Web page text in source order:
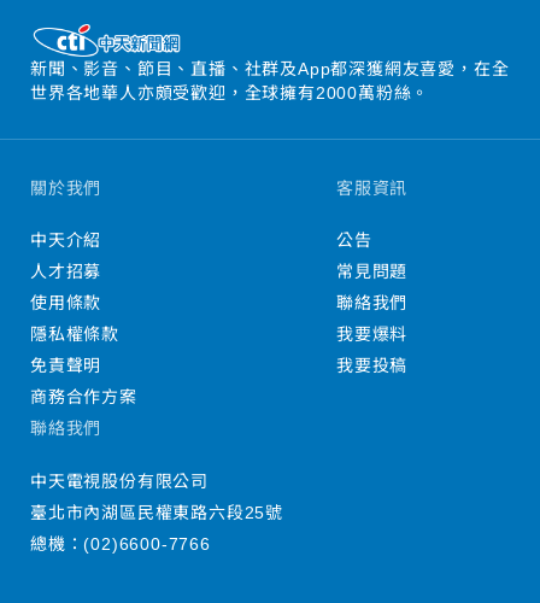
新聞、影音、節目、直播、社群及App都深獲網友喜愛，在全
世界各地華人亦頗受歡迎，全球擁有2000萬粉絲。
關於我們
中天介紹
人才招募
使用條款
隱私權條款
免責聲明
商務合作方案
客服資訊
公告
常見問題
聯絡我們
我要爆料
我要投稿
聯絡我們
中天電視股份有限公司
臺北市內湖區民權東路六段25號
總機：(02)6600-7766